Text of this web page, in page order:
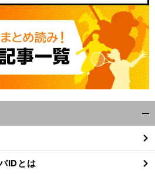
閉
る
IDとは